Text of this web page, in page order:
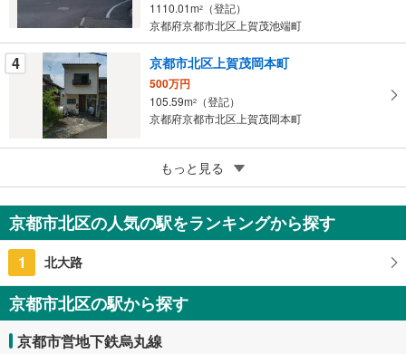
る
1110.01m2
（登記）
京都府京都市北区上賀茂池端町
4 京都市北区上賀茂岡本町
500万円
105.59m2
（登記）
京都府京都市北区上賀茂岡本町
成約でもらえる
京都市北区上賀茂池端町
1億800万円
211m2（登記）
もっと見る
京都市北区の人気の駅をランキングから探す
1 北大路
京都市北区の駅から探す
京都市営地下鉄烏丸線